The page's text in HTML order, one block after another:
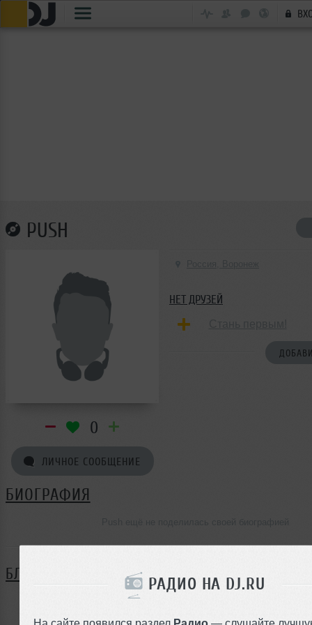
РАДИО НА DJ.RU
На сайте появился раздел Радио — слушайте
PUSH
0
ЛИЧНОЕ СООБЩЕНИЕ
НЕТ ДРУЗЕЙ
БИОГРАФИЯ
БЛОГ